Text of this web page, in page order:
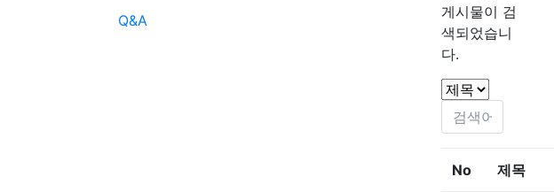
게시물이 검
색되었습니
다.
No 제목
Q&A